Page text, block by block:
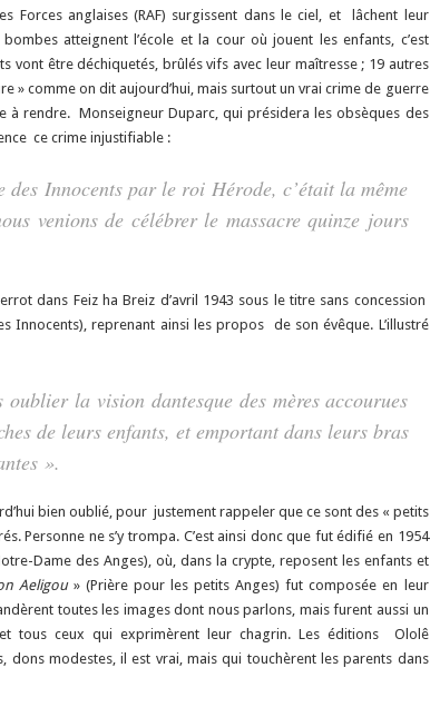
Forces anglaises (RAF) surgissent dans le ciel, et lâchent leur
atteignent l’école et la cour où jouent les enfants, c’est
vont être déchiquetés, brûlés vifs avec leur maîtresse ; 19 autres
» comme on dit aujourd’hui, mais surtout un vrai crime de guerre
à rendre. Monseigneur Duparc, qui présidera les obsèques des
ce crime injustifiable :
des Innocents par le roi Hérode, c’était la même
venions de célébrer le massacre quinze jours
dans Feiz ha Breiz d’avril 1943 sous le titre sans concession
Innocents), reprenant ainsi les propos de son évêque. L’illustré
la vision dantesque des mères accourues
de leurs enfants, et emportant dans leurs bras
».
bien oublié, pour justement rappeler que ce sont des « petits
Personne ne s’y trompa. C’est ainsi donc que fut édifié en 1954
Dame des Anges), où, dans la crypte, reposent les enfants et
Aeligou» (Prière pour les petits Anges) fut composée en leur
toutes les images dont nous parlons, mais furent aussi un
tous ceux qui exprimèrent leur chagrin. Les éditions Ololê
dons modestes, il est vrai, mais qui touchèrent les parents dans